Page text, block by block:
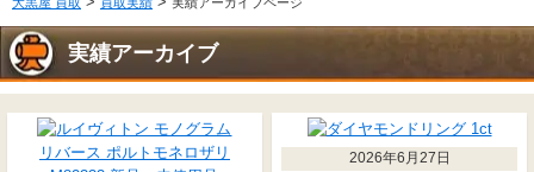
実績アーカイブ
2026年6月27日